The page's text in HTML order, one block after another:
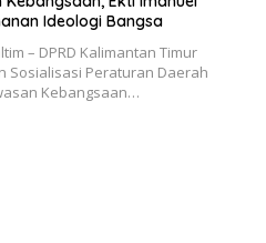
Ideologi Bangsa
– DPRD Kalimantan Timur
Sosialisasi Peraturan Daerah
Kebangsaan…